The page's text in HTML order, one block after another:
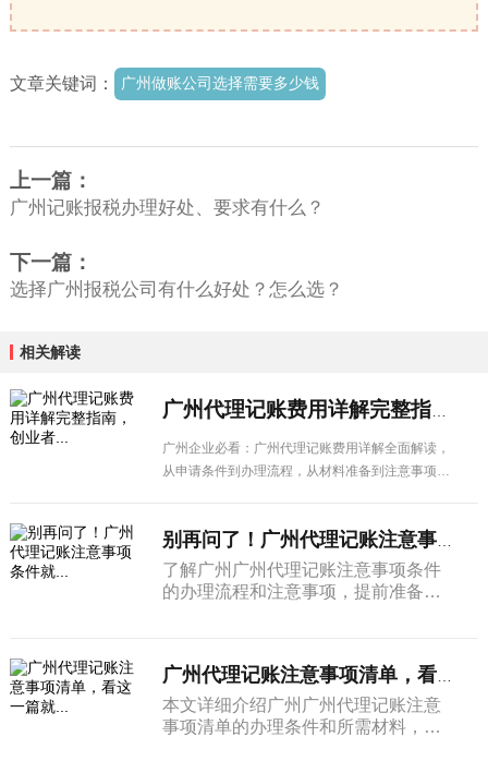
文章关键词： 广州做账公司选择需要多少钱
上一篇：
广州记账报税办理好处、要求有什么？
下一篇：
选择广州报税公司有什么好处？怎么选？
相关解读
广州企业必看：广州代理记账费用详解全面解读，
从申请条件到办理流程，从材料准备到注意事项，
别再问了！广州代理记账注意事项条件就...
了解广州广州代理记账注意事项条件
的办理流程和注意事项，提前准备相
本文详细介绍广州广州代理记账注意
事项清单的办理条件和所需材料，帮